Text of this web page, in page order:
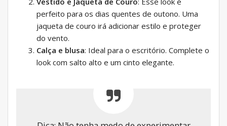
perfeito para os dias quentes de outono. Uma
jaqueta de couro irá adicionar estilo e proteger
do vento.
Calça e blusa: Ideal para o escritório. Complete o
look com salto alto e um cinto elegante.